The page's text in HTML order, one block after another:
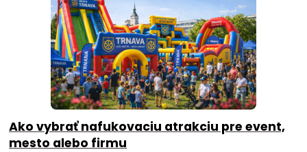
Ako vybrať nafukovaciu atrakciu pre event,
mesto alebo firmu